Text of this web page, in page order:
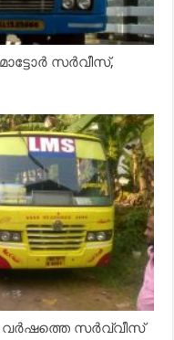
സര്‍വീസ്,
വർഷത്തെ സർവ്വീസ്